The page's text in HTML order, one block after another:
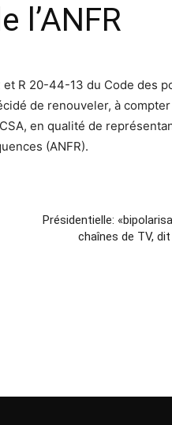
l’ANFR
R 20-44-13 du Code des
de renouveler, à
en qualité de
(ANFR).
Présidentielle:
chaînes de TV,